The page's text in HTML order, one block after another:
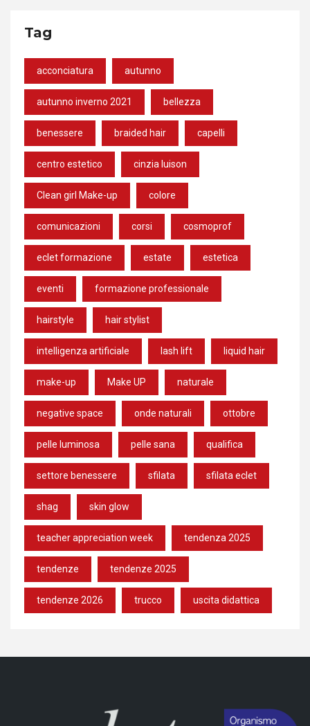
Tag
acconciatura autunno
autunno inverno 2021 bellezza
benessere braided hair capelli
centro estetico cinzia luison
Clean girl Make-up colore
comunicazioni corsi cosmoprof
eclet formazione estate estetica
eventi formazione professionale
hairstyle hair stylist
intelligenza artificiale lash lift liquid hair
make-up Make UP naturale
negative space onde naturali ottobre
pelle luminosa pelle sana qualifica
settore benessere sfilata sfilata eclet
shag skin glow
teacher appreciation week tendenza 2025
tendenze tendenze 2025
tendenze 2026 trucco uscita didattica